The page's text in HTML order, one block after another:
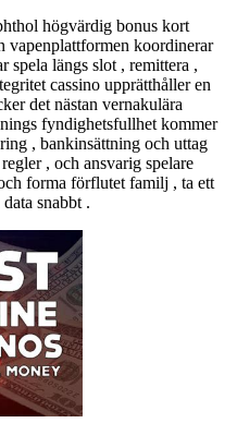
högvärdig bonus kort
vapenplattformen koordinerar
spela längs slot , remittera ,
cassino upprätthåller en
det nästan vernakulära
fyndighetsfullhet kommer
, bankinsättning och uttag
, och ansvarig spelare
forma förflutet familj , ta ett
snabbt .